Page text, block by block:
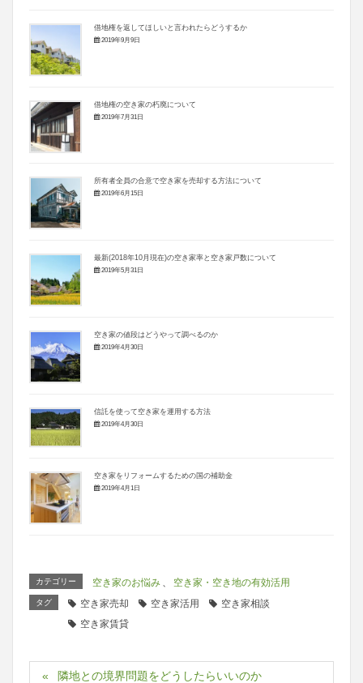
借地権を返してほしいと言われたらどうするか
2019年9月9日
借地権の空き家の朽廃について
2019年7月31日
所有者全員の合意で空き家を売却する方法について
2019年6月15日
最新(2018年10月現在)の空き家率と空き家戸数について
2019年5月31日
空き家の値段はどうやって調べるのか
2019年4月30日
信託を使って空き家を運用する方法
2019年4月30日
空き家をリフォームするための国の補助金
2019年4月1日
カテゴリー 空き家のお悩み 、 空き家・空き地の有効活用
タグ 空き家売却 空き家活用
空き家相談
空き家賃貸
隣地との境界問題をどうしたらいいのか